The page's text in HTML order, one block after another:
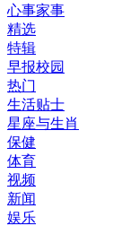
心事家事
精选
特辑
早报校园
热门
生活贴士
星座与生肖
保健
体育
视频
新闻
娱乐